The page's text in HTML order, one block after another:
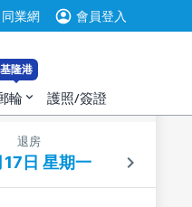
同業網 account_circle 會員登入
基隆港
輪 expand_more 護照/簽證
退房